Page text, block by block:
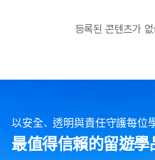
등록된 콘텐츠가
以安全、透明與責任守護每位
最值得信賴的留遊學